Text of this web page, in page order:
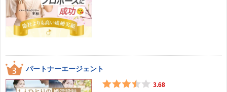
パートナーエージェント
3.68